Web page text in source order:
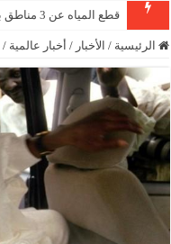
قطع المياه عن 3 مناطق بدمياط
الرئيسية / الأخبار / أخبار عالمية /